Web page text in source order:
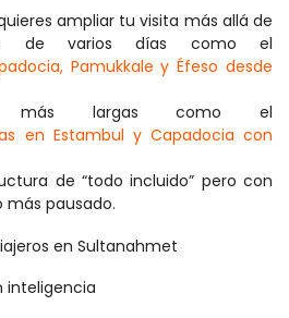
ampliar tu visita más allá de
de varios días como el
Pamukkale y Éfeso desde
más largas como el
en Estambul y Capadocia con
de “todo incluido” pero con
pausado.
en Sultanahmet
inteligencia